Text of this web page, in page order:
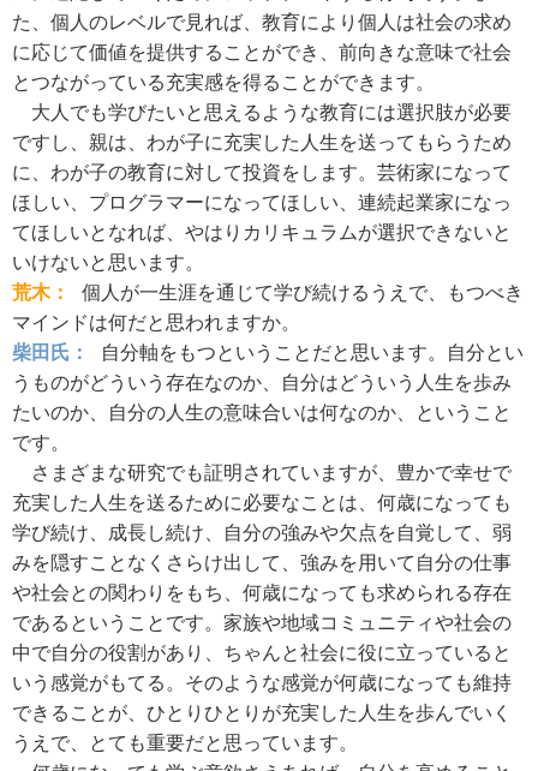
た、個人のレベルで見れば、教育により個人は社会の求め
に応じて価値を提供することができ、前向きな意味で社会
とつながっている充実感を得ることができます。
大人でも学びたいと思えるような教育には選択肢が必要
ですし、親は、わが子に充実した人生を送ってもらうため
に、わが子の教育に対して投資をします。芸術家になって
ほしい、プログラマーになってほしい、連続起業家になっ
てほしいとなれば、やはりカリキュラムが選択できないと
いけないと思います。
荒木：
個人が一生涯を通じて学び続けるうえで、もつべき
マインドは何だと思われますか。
柴田氏：
自分軸をもつということだと思います。自分とい
うものがどういう存在なのか、自分はどういう人生を歩み
たいのか、自分の人生の意味合いは何なのか、ということ
です。
さまざまな研究でも証明されていますが、豊かで幸せで
充実した人生を送るために必要なことは、何歳になっても
学び続け、成長し続け、自分の強みや欠点を自覚して、弱
みを隠すことなくさらけ出して、強みを用いて自分の仕事
や社会との関わりをもち、何歳になっても求められる存在
であるということです。家族や地域コミュニティや社会の
中で自分の役割があり、ちゃんと社会に役に立っていると
いう感覚がもてる。そのような感覚が何歳になっても維持
できることが、ひとりひとりが充実した人生を歩んでいく
うえで、とても重要だと思っています。